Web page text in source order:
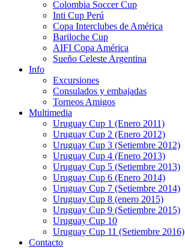
Colombia Soccer Cup
Inti Cup Perú
Copa Interclubes de América
Bariloche Cup
AIFI Copa América
Sueño Celeste Argentina
Info
Excursiones
Consulados y embajadas
Torneos Amigos
Multimedia
Uruguay Cup 1 (Enero 2011)
Uruguay Cup 2 (Enero 2012)
Uruguay Cup 3 (Setiembre 2012)
Uruguay Cup 4 (Enero 2013)
Uruguay Cup 5 (Setiembre 2013)
Uruguay Cup 6 (Enero 2014)
Uruguay Cup 7 (Setiembre 2014)
Uruguay Cup 8 (enero 2015)
Uruguay Cup 9 (Setiembre 2015)
Uruguay Cup 10
Uruguay Cup 11 (Setiembre 2016)
Contacto